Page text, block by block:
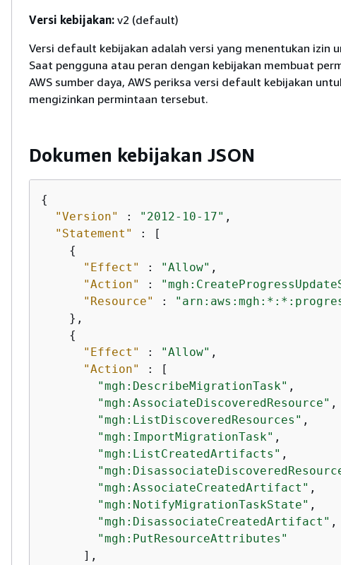
Versi kebijakan: v2 (default)
Versi default kebijakan adalah versi yang menentukan izin
Saat pengguna atau peran dengan kebijakan membuat
AWS sumber daya, AWS periksa versi default kebijakan
mengizinkan permintaan tersebut.
Dokumen kebijakan JSON
{
"Version"
: "2012-10-17" ,
"Statement"
: [
{
"Effect"
: "Allow" ,
"Action"
:
"Resource"
:
    },
{
"Effect"
: "Allow" ,
"Action"
: [
"mgh:DescribeMigrationTask" ,
"mgh:AssociateDiscoveredResource" ,
"mgh:ListDiscoveredResources" ,
"mgh:ImportMigrationTask" ,
"mgh:ListCreatedArtifacts" ,
"mgh:AssociateCreatedArtifact" ,
"mgh:NotifyMigrationTaskState" ,
"mgh:DisassociateCreatedArtifact" ,
"mgh:PutResourceAttributes"
      ],